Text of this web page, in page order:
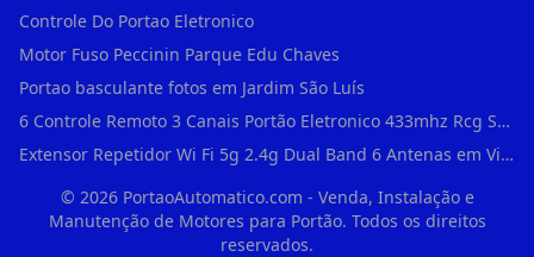
Controle Do Portao Eletronico
Motor Fuso Peccinin Parque Edu Chaves
Portao basculante fotos em Jardim São Luís
6 Controle Remoto 3 Canais Portão Eletronico 433mhz Rcg Seg Garen Ppa em Vila Clementino
Extensor Repetidor Wi Fi 5g 2.4g Dual Band 6 Antenas em Vila Sônia
© 2026PortaoAutomatico.com - Venda, Instalação e
Manutenção de Motores para Portão. Todos os direitos
reservados.